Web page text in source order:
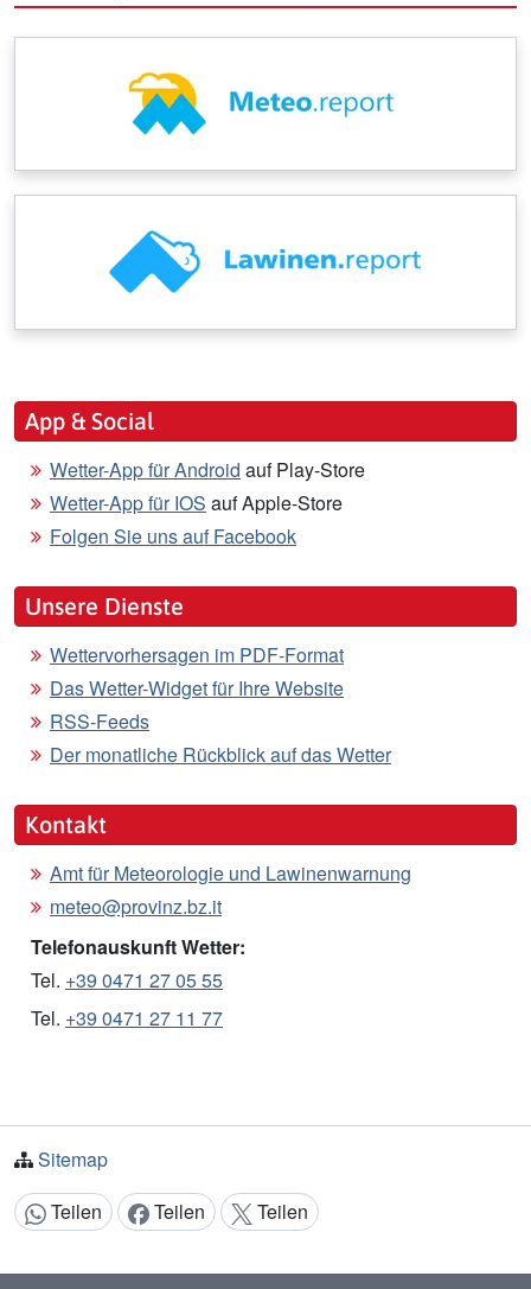
App & Social
Wetter-App für Android auf Play-Store
Wetter-App für IOS auf Apple-Store
Folgen Sie uns auf Facebook
Unsere Dienste
Wettervorhersagen im PDF-Format
Das Wetter-Widget für Ihre Website
RSS-Feeds
Der monatliche Rückblick auf das Wetter
Kontakt
Amt für Meteorologie und Lawinenwarnung
meteo@provinz.bz.it
Telefonauskunft Wetter:
Tel. +39 0471 27 05 55
Tel. +39 0471 27 11 77
Sitemap
Inhalt teilen:
Teilen Teilen Teilen